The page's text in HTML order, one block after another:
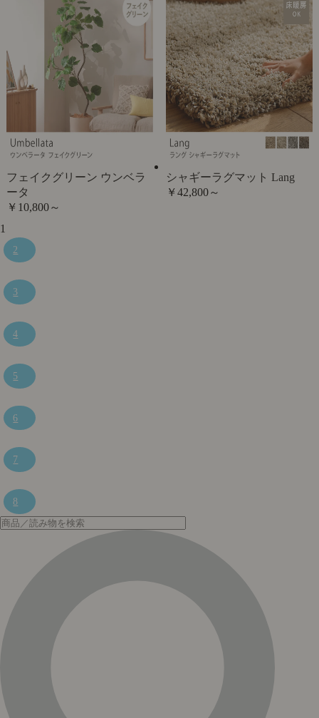
フェイクグリーン ウンベラ
ータ
￥10,800～
シャギーラグマット Lang
￥42,800～
1
2
3
4
5
6
7
8